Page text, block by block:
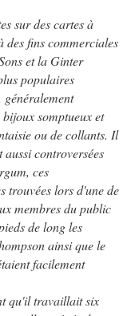
sur des cartes à
des fins commerciales
et la Ginter
populaires
généralement
somptueux et
ou de collants. Il
controversées
ces
trouvées lors d'une de
membres du public
de long les
ainsi que le
facilement
qu'il travaillait six